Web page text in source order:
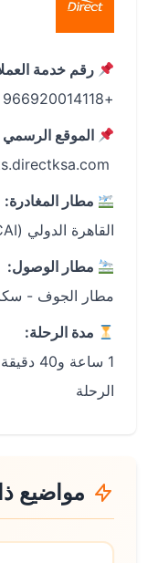
رقم خدمة العملاء
الموقع الرسمي لحجز
مطار المغادرة:
القاهرة الدولي (CAI)
مطار الوصول:
مطار الجوف - سكاكا (AJF)
مدة الرحلة:
الرحلة
مواضيع ذات